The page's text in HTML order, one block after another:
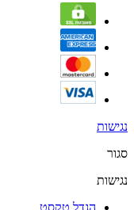
נגישות
סגור
נגישות